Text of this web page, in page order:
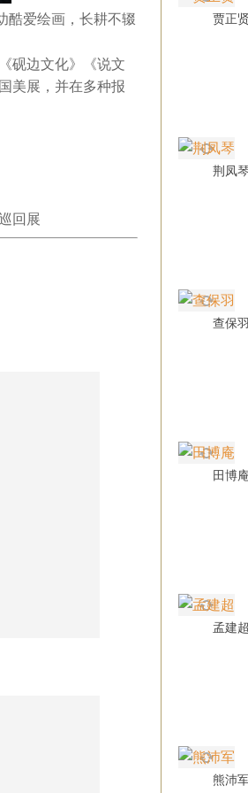
贾正
荆凤
查保
田博
孟建
熊沛
酷爱绘画，长耕不辍
砚边文化》《说文
美展，并在多种报
回展